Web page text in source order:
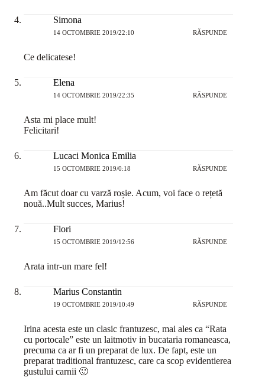
Simona
14 OCTOMBRIE 2019/22:10 RĂSPUNDE
Ce delicatese!
Elena
14 OCTOMBRIE 2019/22:35 RĂSPUNDE
Asta mi place mult!
Felicitari!
Lucaci Monica Emilia
15 OCTOMBRIE 2019/0:18 RĂSPUNDE
Am făcut doar cu varză roșie. Acum, voi face o rețetă
nouă..Mult succes, Marius!
Flori
15 OCTOMBRIE 2019/12:56 RĂSPUNDE
Arata intr-un mare fel!
Marius Constantin
19 OCTOMBRIE 2019/10:49 RĂSPUNDE
Irina acesta este un clasic frantuzesc, mai ales ca “Rata
cu portocale” este un laitmotiv in bucataria romaneasca,
precuma ca ar fi un preparat de lux. De fapt, este un
preparat traditional frantuzesc, care ca scop evidentierea
gustului carnii 🙂